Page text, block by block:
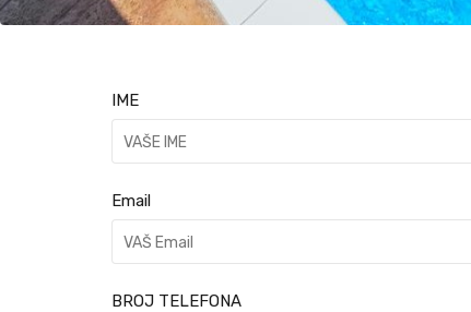
IME
Email
BROJ TELEFONA